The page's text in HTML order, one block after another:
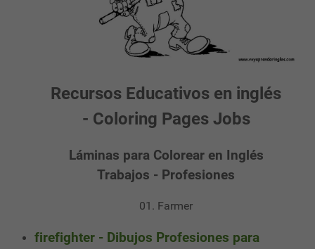
Recursos Educativos en inglés
- Coloring Pages Jobs
Láminas para Colorear en Inglés
Trabajos - Profesiones
01. Farmer
firefighter - Dibujos Profesiones para